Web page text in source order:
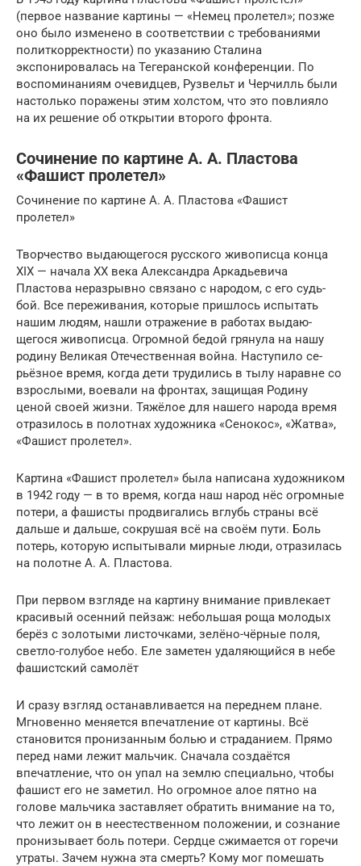
(первое название картины — «Немец пролетел»; позже
оно было изменено в соответствии с требованиями
политкорректности) по указанию Сталина
экспонировалась на Тегеранской конференции. По
воспоминаниям очевидцев, Рузвельт и Черчилль были
настолько поражены этим холстом, что это повлияло
на их решение об открытии второго фронта.
Сочинение по картине А. А. Пластова
«Фашист пролетел»
Сочинение по картине А. А. Пластова «Фашист
пролетел»
Творчество выдающегося русского живописца кон­ца
XIX — начала XX века Александра Аркадьевича
Пластова неразрывно связано с народом, с его судь­
бой. Все переживания, которые пришлось испытать
нашим людям, нашли отражение в работах выдаю­
щегося живописца. Огромной бедой грянула на нашу
родину Великая Отечественная война. Наступило се­
рьёзное время, когда дети трудились в тылу наравне со
взрослыми, воевали на фронтах, защищая Роди­ну
ценой своей жизни. Тяжёлое для нашего народа время
отразилось в полотнах художника «Сенокос», «Жатва»,
«Фашист пролетел».
Картина «Фашист пролетел» была написана ху­дожником
в 1942 году — в то время, когда наш народ нёс огромные
потери, а фашисты продвигались вглубь страны всё
дальше и дальше, сокрушая всё на своём пути. Боль
потерь, которую испытывали мирные люди, отразилась
на полотне А. А. Пластова.
При первом взгляде на картину внимание при­влекает
красивый осенний пейзаж: небольшая роща молодых
берёз с золотыми листочками, зелёно-чёрные поля,
светло-голубое небо. Еле заметен удаляющийся в небе
фашистский самолёт
И сразу взгляд оста­навливается на переднем плане.
Мгновенно меняется впечатление от картины. Всё
становится пронизанным болью и страданием. Прямо
перед нами лежит маль­чик. Сначала создаётся
впечатление, что он упал на землю специально, чтобы
фашист его не заметил. Но огромное алое пятно на
голове мальчика заставляет обратить внимание на то,
что лежит он в неестествен­ном положении, и сознание
пронизывает боль потери. Сердце сжимается от горечи
утраты. Зачем нужна эта смерть? Кому мог помешать